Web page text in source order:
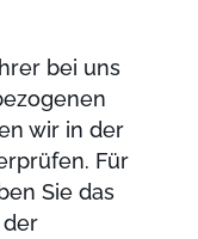
bei uns
wir in der
Für
Sie das
der